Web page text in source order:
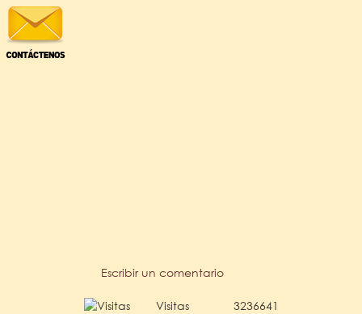
Escribir un comentario
Visitas 3236641